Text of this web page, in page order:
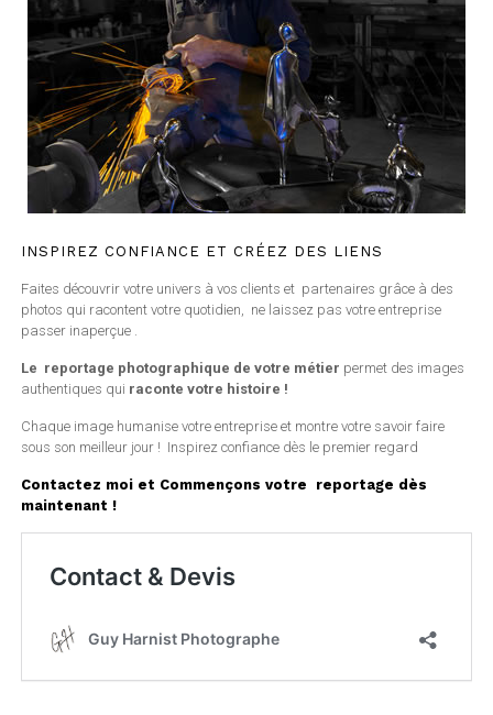
INSPIREZ CONFIANCE ET CRÉEZ DES LIENS
Faites découvrir votre univers à vos clients et partenaires grâce à des
photos qui racontent votre quotidien, ne laissez pas votre entreprise
passer inaperçue .
Le reportage photographique de votre métier permet des images
authentiques qui raconte votre histoire !
Chaque image humanise votre entreprise et montre votre savoir faire
sous son meilleur jour ! Inspirez confiance dès le premier regard
Contactez moi et Commençons votre reportage dès
maintenant !